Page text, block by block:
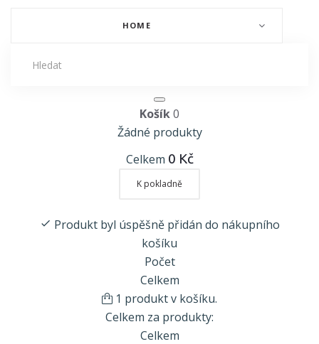
HOME
Košík0
Žádné produkty
Celkem 0 Kč
K pokladně
Produkt byl úspěšně přidán do nákupního
košíku
Počet
Celkem
1 produkt v košíku.
Celkem za produkty:
Celkem